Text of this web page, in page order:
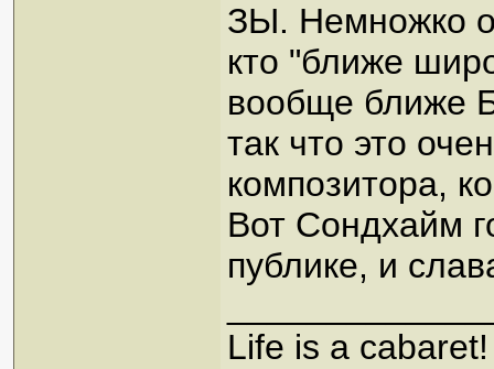
ЗЫ. Немножко
кто "ближе
вообще ближе
так что это
композитора,
Вот Сондхайм
публике, и
Life is a cabaret!